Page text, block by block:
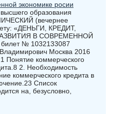
экономике росии
образования
(вечернее
«ДЕНЬГИ, КРЕДИТ,
В СОВРЕМЕННОЙ
№ 1032133087
Москва 2016
Понятие коммерческого
2. Необходимость
коммерческого кредита в
Список
на, безусловно,